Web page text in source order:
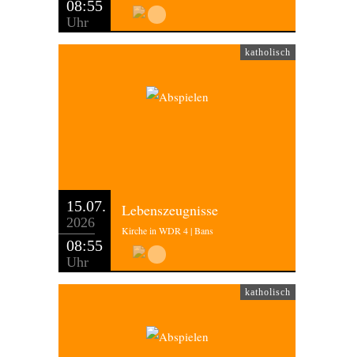
08:55
Uhr
katholisch
15.07.
2026
08:55
Uhr
Lebenszeugnisse
Kirche in WDR 4 | Bans
katholisch